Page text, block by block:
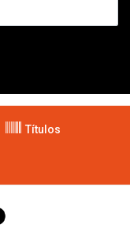
Títulos